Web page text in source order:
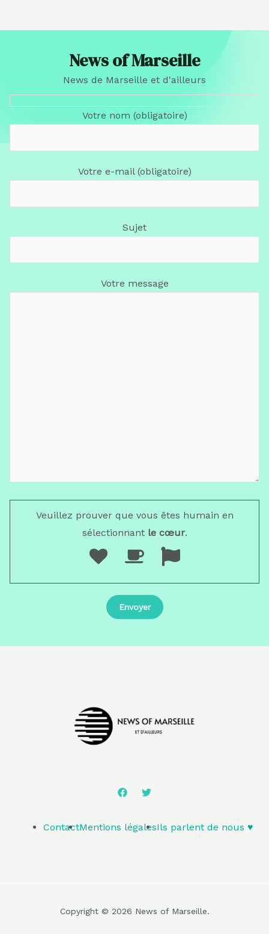
News of Marseille
News de Marseille et d'ailleurs
Votre nom (obligatoire)
Votre e-mail (obligatoire)
Sujet
Votre message
Veuillez prouver que vous êtes humain en
sélectionnantle cœur.
ContactMentions légalesIls parlent de nous ♥️
Copyright © 2026 News of Marseille.